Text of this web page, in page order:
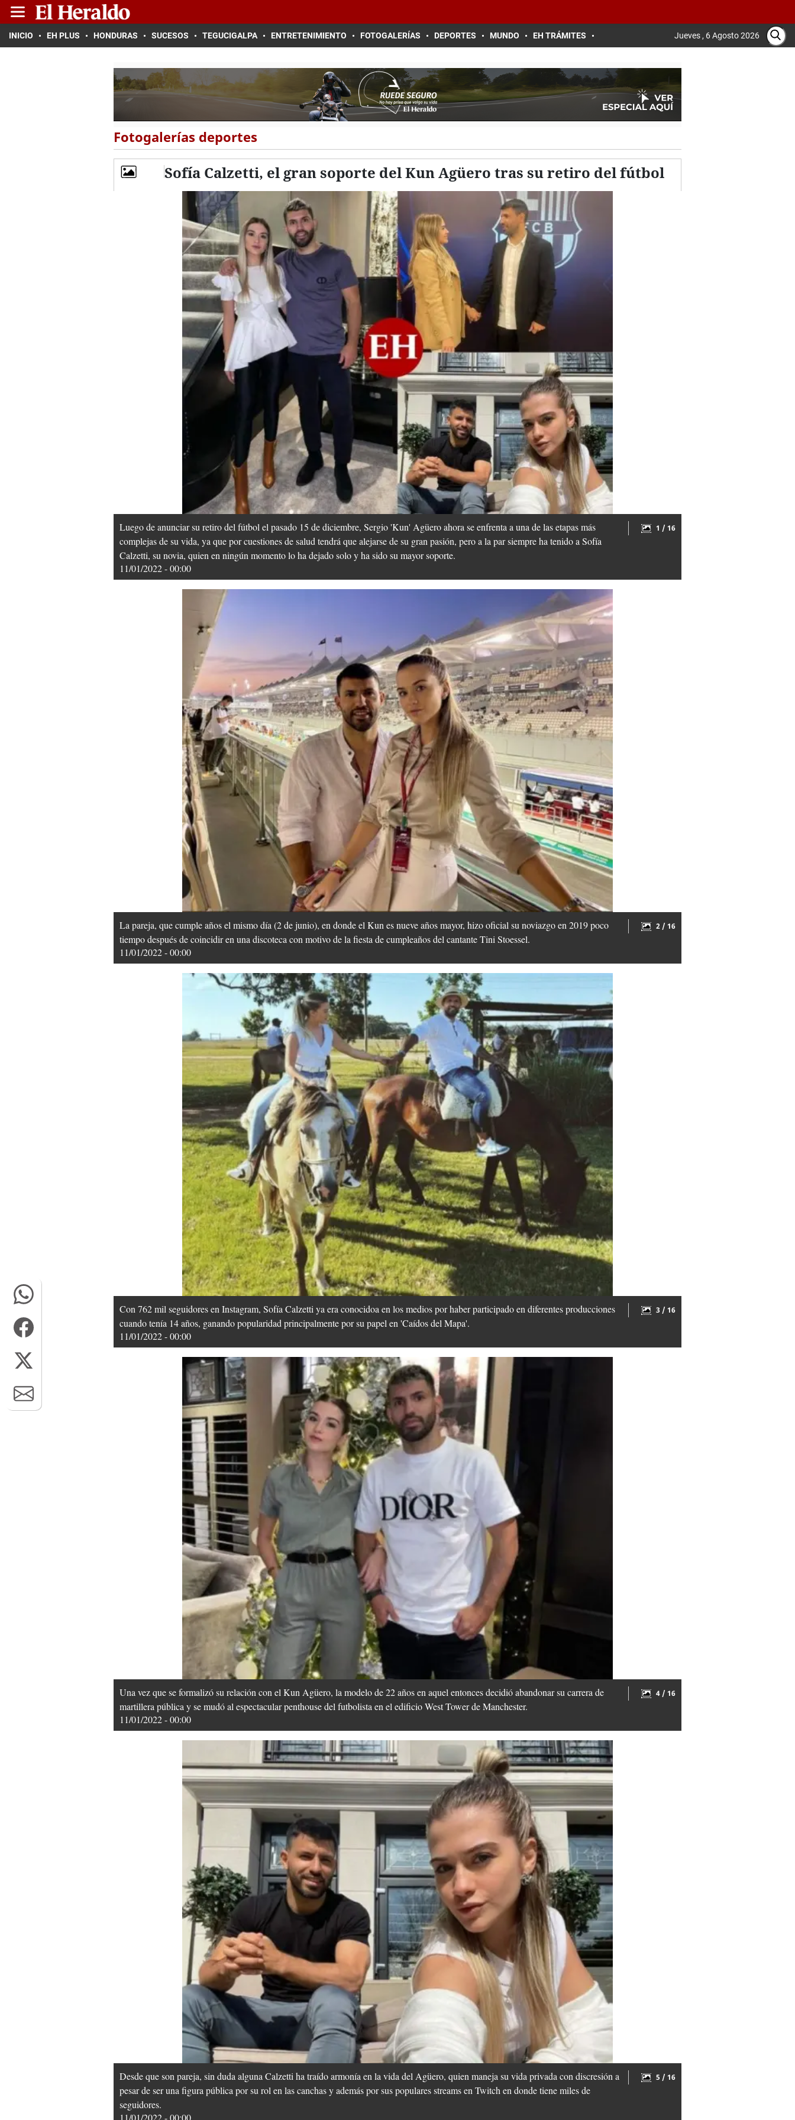
INICIO EH PLUS HONDURAS SUCESOS TEGUCIGALPA ENTRETENIMIENTO FOTOGALERÍAS DEPORTES MUNDO EH TRÁMITES Jueves , 6 Agosto 2026
Fotogalerías deportes
Sofía Calzetti, el gran soporte del Kun Agüero tras su retiro del fútbol
Luego de anunciar su retiro del fútbol el pasado 15 de diciembre, Sergio 'Kun' Agüero ahora se enfrenta a una de las etapas más
complejas de su vida, ya que por cuestiones de salud tendrá que alejarse de su gran pasión, pero a la par siempre ha tenido a Sofía
Calzetti, su novia, quien en ningún momento lo ha dejado solo y ha sido su mayor soporte.
11/01/2022 - 00:00
1 / 16
La pareja, que cumple años el mismo día (2 de junio), en donde el Kun es nueve años mayor, hizo oficial su noviazgo en 2019 poco
tiempo después de coincidir en una discoteca con motivo de la fiesta de cumpleaños del cantante Tini Stoessel.
11/01/2022 - 00:00
2 / 16
Con 762 mil seguidores en Instagram, Sofía Calzetti ya era conocidoa en los medios por haber participado en diferentes producciones
cuando tenía 14 años, ganando popularidad principalmente por su papel en 'Caídos del Mapa'.
11/01/2022 - 00:00
3 / 16
Una vez que se formalizó su relación con el Kun Agüero, la modelo de 22 años en aquel entonces decidió abandonar su carrera de
martillera pública y se mudó al espectacular penthouse del futbolista en el edificio West Tower de Manchester.
11/01/2022 - 00:00
4 / 16
Desde que son pareja, sin duda alguna Calzetti ha traído armonía en la vida del Agüero, quien maneja su vida privada con discresión a
pesar de ser una figura pública por su rol en las canchas y además por sus populares streams en Twitch en donde tiene miles de
seguidores.
11/01/2022 - 00:00
5 / 16